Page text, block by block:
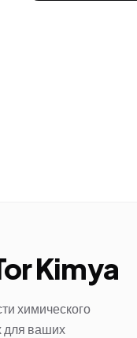
Kimya
химического
для ваших